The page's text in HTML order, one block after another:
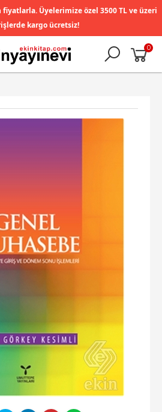
fiyatlarla. Üyelerimize özel 3500 TL ve üzeri
kargo ücretsiz!
0